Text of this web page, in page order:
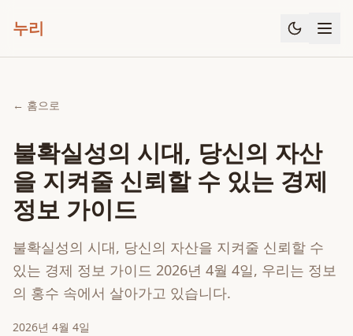
누리
← 홈으로
불확실성의 시대, 당신의 자산
을 지켜줄 신뢰할 수 있는 경제
정보 가이드
불확실성의 시대, 당신의 자산을 지켜줄 신뢰할 수
있는 경제 정보 가이드 2026년 4월 4일, 우리는 정보
의 홍수 속에서 살아가고 있습니다.
2026년 4월 4일